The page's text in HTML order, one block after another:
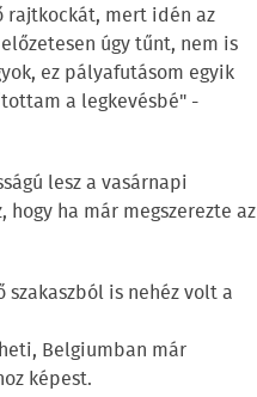
rajtkockát, mert idén az
úgy tűnt, nem is
ez pályafutásom egyik
a legkevésbé" -
lesz a vasárnapi
ha már megszerezte az
is nehéz volt a
Belgiumban már
képest.